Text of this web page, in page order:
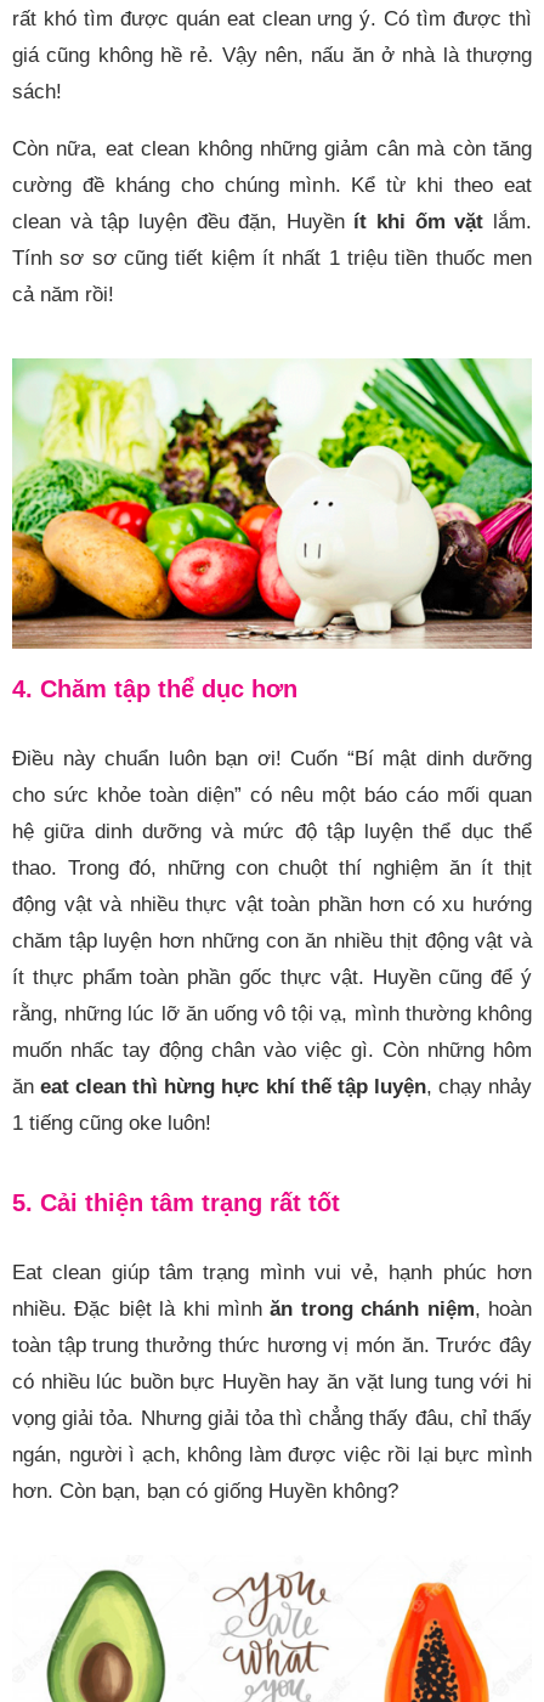
rất khó tìm được quán eat clean ưng ý. Có tìm được thì
giá cũng không hề rẻ. Vậy nên, nấu ăn ở nhà là thượng
sách!
Còn nữa, eat clean không những giảm cân mà còn tăng
cường đề kháng cho chúng mình. Kể từ khi theo eat
clean và tập luyện đều đặn, Huyền ít khi ốm vặt lắm.
Tính sơ sơ cũng tiết kiệm ít nhất 1 triệu tiền thuốc men
cả năm rồi!
4. Chăm tập thể dục hơn
Điều này chuẩn luôn bạn ơi! Cuốn “Bí mật dinh dưỡng
cho sức khỏe toàn diện” có nêu một báo cáo mối quan
hệ giữa dinh dưỡng và mức độ tập luyện thể dục thể
thao. Trong đó, những con chuột thí nghiệm ăn ít thịt
động vật và nhiều thực vật toàn phần hơn có xu hướng
chăm tập luyện hơn những con ăn nhiều thịt động vật và
ít thực phẩm toàn phần gốc thực vật. Huyền cũng để ý
rằng, những lúc lỡ ăn uống vô tội vạ, mình thường không
muốn nhấc tay động chân vào việc gì. Còn những hôm
ăneat clean thì hừng hực khí thế tập luyện, chạy nhảy
1 tiếng cũng oke luôn!
5. Cải thiện tâm trạng rất tốt
Eat clean giúp tâm trạng mình vui vẻ, hạnh phúc hơn
nhiều. Đặc biệt là khi mìnhăn trong chánh niệm, hoàn
toàn tập trung thưởng thức hương vị món ăn. Trước đây
có nhiều lúc buồn bực Huyền hay ăn vặt lung tung với hi
vọng giải tỏa. Nhưng giải tỏa thì chẳng thấy đâu, chỉ thấy
ngán, người ì ạch, không làm được việc rồi lại bực mình
hơn. Còn bạn, bạn có giống Huyền không?